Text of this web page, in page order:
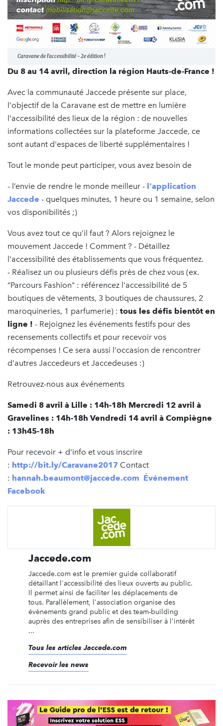
Caravane de l'accessibilité - 2e édition !
Du 8 au 14 avril, direction la région Hauts-de-France !
Avec la communauté Jaccede présente sur place,
l'objectif de la Caravane est de mettre en lumière
l'accessibilité des lieux de la région : de nouvelles
informations collectées sur la plateforme Jaccede, ce
sont autant d'espaces de liberté supplémentaires !
Tout le monde peut participer, vous avez besoin de
- l’envie de rendre le monde meilleur - l'application
Jaccede - quelques minutes, 1 heure ou 1 semaine, selon
vos disponibilités ;)
Vous avez tout ce qu’il faut ? Alors rejoignez le
mouvement Jaccede ! Comment ? - Détaillez
l'accessibilité des établissements que vous fréquentez.
- Réalisez un ou plusieurs défis près de chez vous (ex.
“Parcours Fashion" : référencez l'accessibilité de 5
boutiques de vêtements, 3 boutiques de chaussures, 2
maroquineries, 1 parfumerie) : tous les défis bientôt en
ligne ! - Rejoignez les événements festifs pour des
recensements collectifs et pour recevoir vos
récompenses ! Ce sera aussi l'occasion de rencontrer
d'autres Jaccedeurs et Jaccedeuses :)
Retrouvez-nous aux événements
Samedi 8 avril à Lille : 14h-18h Mercredi 12 avril à
Gravelines : 14h-18h Vendredi 14 avril à Compiègne
: 13h45-18h
Pour recevoir + d'info et vous inscrire
: http://bit.ly/Caravane2017 Contact
: hannah.beaumont@jaccede.com Événement
Facebook
Jaccede.com
Jaccede.com est le premier guide collaboratif
détaillant l'accessibilité des lieux ouverts au public.
Il permet ainsi de faciliter les déplacements de
tous. Parallèlement, l'association organise des
évènements grand public et des team-building
auprès des entreprises afin de sensibiliser à l'intérêt
...
Tous les articles Jaccede.com
Recevoir les news